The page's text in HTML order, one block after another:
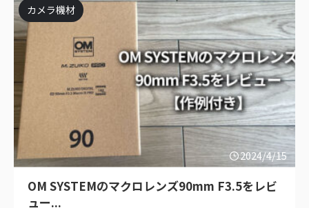
2024/4/15
カメラ機材
OM SYSTEMのマクロレンズ90mm F3.5をレビ
ュー...